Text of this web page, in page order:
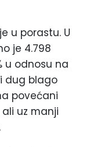
u porastu. U
je 4.798
u odnosu na
dug blago
povećani
uz manji